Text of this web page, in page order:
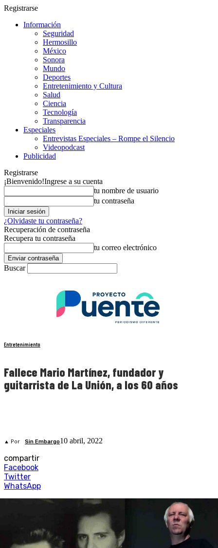
Registrarse
Información
Seguridad
Hermosillo
México
Sonora
Mundo
Deportes
Entretenimiento y Cultura
Salud
Ciencia
Tecnología
Transparencia
Especiales
Entrevistas Especiales – Rompe el Silencio
Videopodcast
Publicidad
Registrarse
¡Bienvenido!Ingrese a su cuenta
tu nombre de usuario
tu contraseña
¿Olvidaste tu contraseña?
Recuperación de contraseña
Recupera tu contraseña
tu correo electrónico
Buscar
Entretenimiento
Fallece Mario Martínez, fundador y
guitarrista de La Unión, a los 60 años
▲ Por Sin Embargo10 abril, 2022
compartir
Facebook
Twitter
WhatsApp